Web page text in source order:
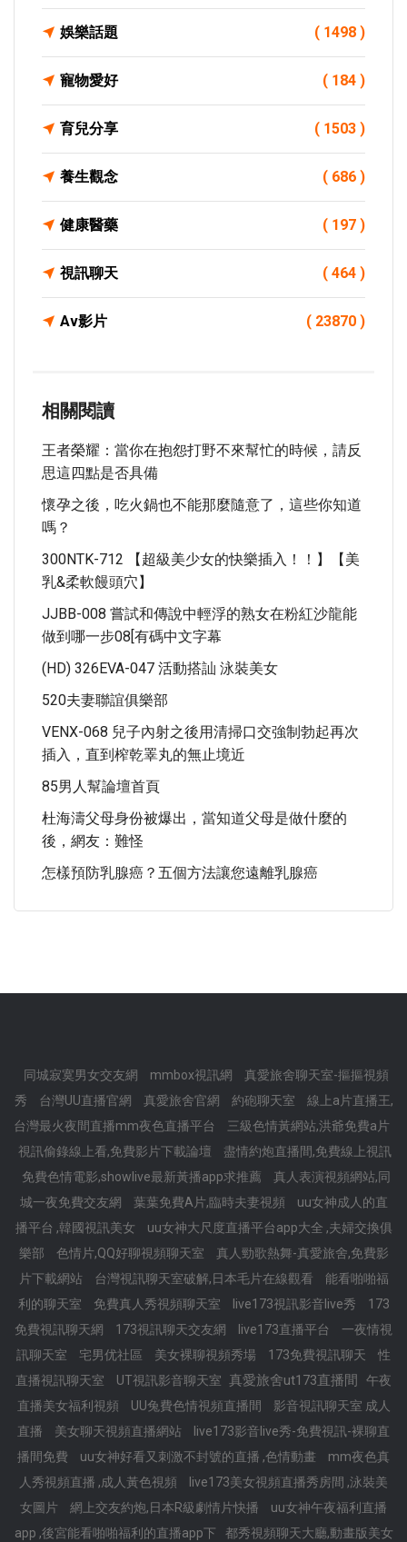
娛樂話題 ( 1498 )
寵物愛好 ( 184 )
育兒分享 ( 1503 )
養生觀念 ( 686 )
健康醫藥 ( 197 )
視訊聊天 ( 464 )
Av影片 ( 23870 )
相關閱讀
王者榮耀：當你在抱怨打野不來幫忙的時候，請反
思這四點是否具備
懷孕之後，吃火鍋也不能那麼隨意了，這些你知道
嗎？
300NTK-712 【超級美少女的快樂插入！！】【美
乳&柔軟饅頭穴】
JJBB-008 嘗試和傳說中輕浮的熟女在粉紅沙龍能
做到哪一步08[有碼中文字幕
(HD) 326EVA-047 活動搭訕 泳裝美女
520夫妻聯誼俱樂部
VENX-068 兒子內射之後用清掃口交強制勃起再次
插入，直到榨乾睪丸的無止境近
85男人幫論壇首頁
杜海濤父母身份被爆出，當知道父母是做什麼的
後，網友：難怪
怎樣預防乳腺癌？五個方法讓您遠離乳腺癌
同城寂寞男女交友網 mmbox視訊網
真愛旅舍聊天室-摳摳視頻
秀
台灣UU直播官網 真愛旅舍官網 約砲聊天室
線上a片直播王,
台灣最火夜間直播mm夜色直播平台
三級色情黃網站,洪爺免費a片
視訊偷錄線上看,免費影片下載論壇
盡情約炮直播間,免費線上視訊
免費色情電影,showlive最新黃播app求推薦
真人表演視頻網站,同
城一夜免費交友網
葉葉免費A片,臨時夫妻視頻
uu女神成人的直
播平台 ,韓國視訊美女
uu女神大尺度直播平台app大全 ,夫婦交換俱
樂部
色情片,QQ好聊視頻聊天室
真人勁歌熱舞-真愛旅舍,免費影
片下載網站
台灣視訊聊天室破解,日本毛片在線觀看
能看啪啪福
利的聊天室
免費真人秀視頻聊天室 live173視訊影音live秀
173
免費視訊聊天網
173視訊聊天交友網 live173直播平台
一夜情視
訊聊天室
宅男优社區 美女裸聊視頻秀場 173免費視訊聊天
性
直播視訊聊天室
UT視訊影音聊天室 真愛旅舍ut173直播間
午夜
直播美女福利視頻
UU兔費色情視頻直播間
影音視訊聊天室 成人
直播
美女聊天視頻直播網站
live173影音live秀-免費視訊-裸聊直
播間免費
uu女神好看又刺激不封號的直播 ,色情動畫
mm夜色真
人秀視頻直播 ,成人黃色視頻
live173美女視頻直播秀房間 ,泳裝美
女圖片
網上交友約炮,日本R級劇情片快播
uu女神午夜福利直播
app ,後宮能看啪啪福利的直播app下
都秀視頻聊天大廳,動畫版美女